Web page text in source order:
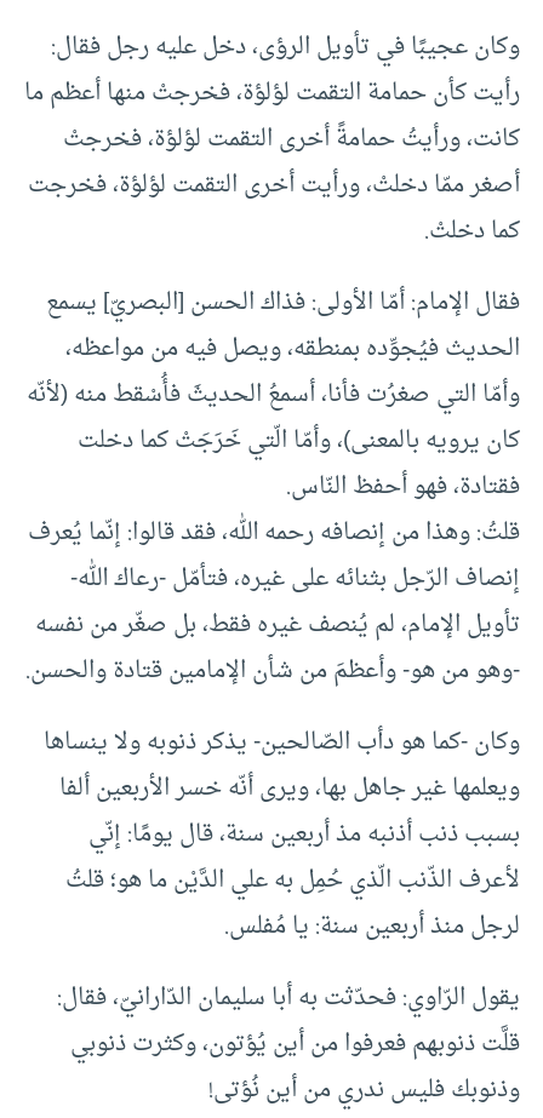
وكان عجيبًا في تأويل الرؤى، دخل عليه رجل فقال:
رأيت كأن حمامة التقمت لؤلؤة، فخرجتْ منها أعظم ما
كانت، ورأيتُ حمامةً أخرى التقمت لؤلؤة، فخرجتْ
أصغر ممّا دخلتْ، ورأيت أخرى التقمت لؤلؤة، فخرجت
كما دخلتْ.
فقال الإمام: أمّا الأولى: فذاك الحسن [البصريّ] يسمع
الحديث فيُجوِّده بمنطقه، ويصل فيه من مواعظه،
وأمّا التي صغرُت فأنا، أسمعُ الحديثَ فأُسْقط منه (لأنّه
كان يرويه بالمعنى)، وأمّا الّتي خَرَجَتْ كما دخلت
فقتادة، فهو أحفظ النّاس.
قلتُ: وهذا من إنصافه رحمه الله، فقد قالوا: إنّما يُعرف
إنصاف الرّجل بثنائه على غيره، فتأمّل -رعاك الله-
تأويل الإمام، لم يُنصف غيره فقط، بل صغّر من نفسه
-وهو من هو- وأعظمَ من شأن الإمامين قتادة والحسن.
وكان -كما هو دأب الصّالحين- يذكر ذنوبه ولا ينساها
ويعلمها غير جاهل بها، ويرى أنّه خسر الأربعين ألفا
بسبب ذنب أذنبه مذ أربعين سنة، قال يومًا: إنّي
لأعرف الذّنب الّذي حُمِل به علي الدَّيْن ما هو؛ قلتُ
لرجل منذ أربعين سنة: يا مُفلس.
يقول الرّاوي: فحدّثت به أبا سليمان الدّارانيّ، فقال:
قلَّت ذنوبهم فعرفوا من أين يُؤتون، وكثرت ذنوبي
وذنوبك فليس ندري من أين نُؤتى!